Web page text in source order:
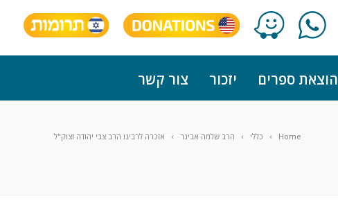
הוצאת ספרים יזכור צור קשר
Home כללי הרב שלמה אבינר אזכרה לרבינו הרב צבי יהודה זצוק"ל